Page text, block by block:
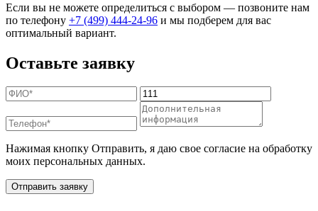
Если вы не можете определиться с выбором — позвоните нам
по телефону +7 (499) 444-24-96 и мы подберем для вас
оптимальный вариант.
Оставьте заявку
Нажимая кнопку Отправить, я даю свое согласие на обработку
моих персональных данных.
Отправить заявку